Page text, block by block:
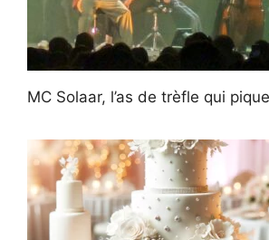
MC Solaar, l’as de trèfle qui